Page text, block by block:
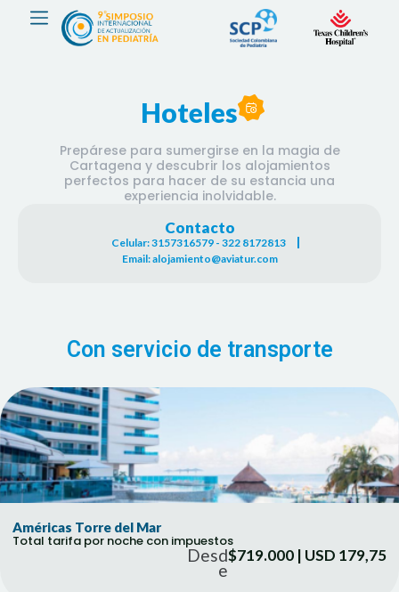
Hoteles
Prepárese para sumergirse en la magia de
Cartagena y descubrir los alojamientos
perfectos para hacer de su estancia una
experiencia inolvidable.
Contacto
Celular: 3157316579 - 322 8172813
Email: alojamiento@aviatur.com
Con servicio de transporte
Américas Torre del Mar
Total tarifa por noche con impuestos
Desd
e
$719.000 | USD 179,75